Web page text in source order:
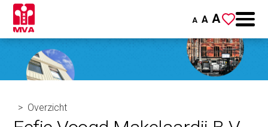
A A A
Overzicht